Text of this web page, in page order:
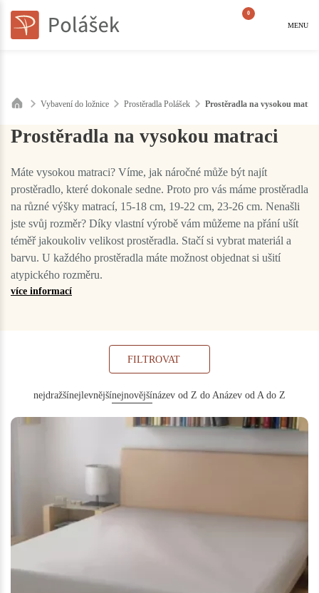
0
MENU
Vybavení do ložnice Prostěradla Polášek Prostěradla na vysokou
Prostěradla na vysokou matraci
Máte vysokou matraci? Víme, jak náročné může být najít
prostěradlo, které dokonale sedne. Proto pro vás máme prostěradla
na různé výšky matrací, 15-18 cm, 19-22 cm, 23-26 cm. Nenašli
jste svůj rozměr? Díky vlastní výrobě vám můžeme na přání ušít
téměř jakoukoliv velikost prostěradla. Stačí si vybrat materiál a
barvu. U každého prostěradla máte možnost objednat si ušití
atypického rozměru.
více informací
FILTROVAT
nejdražšínejlevnějšínejnovějšínázev od Z do Anázev od A do Z